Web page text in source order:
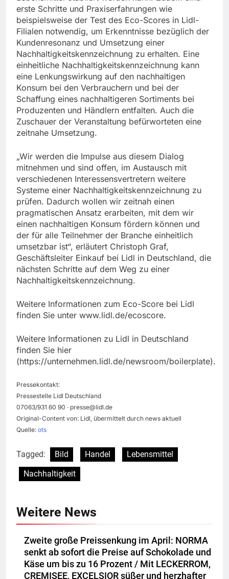
erste Schritte und Praxiserfahrungen wie
beispielsweise der Test des Eco-Scores in Lidl-
Filialen notwendig, um Erkenntnisse bezüglich der
Kundenresonanz und Umsetzung einer
Nachhaltigkeitskennzeichnung zu erhalten. Eine
einheitliche Nachhaltigkeitskennzeichnung kann
eine Lenkungswirkung auf den nachhaltigen
Konsum bei den Verbrauchern und bei der
Schaffung eines nachhaltigeren Sortiments bei
Produzenten und Händlern entfalten. Auch die
Zuschauer der Veranstaltung befürworteten eine
zeitnahe Umsetzung.
„Wir werden die Impulse aus diesem Dialog
mitnehmen und sind offen, im Austausch mit
verschiedenen Interessensvertretern weitere
Systeme einer Nachhaltigkeitskennzeichnung zu
prüfen. Dadurch wollen wir zeitnah einen
pragmatischen Ansatz erarbeiten, mit dem wir
einen nachhaltigen Konsum fördern können und
der für alle Teilnehmer der Branche einheitlich
umsetzbar ist“, erläutert Christoph Graf,
Geschäftsleiter Einkauf bei Lidl in Deutschland, die
nächsten Schritte auf dem Weg zu einer
Nachhaltigkeitskennzeichnung.
Weitere Informationen zum Eco-Score bei Lidl
finden Sie unter www.lidl.de/ecoscore.
Weitere Informationen zu Lidl in Deutschland
finden Sie hier
(https://unternehmen.lidl.de/newsroom/boilerplate).
Pressekontakt:
Pressestelle Lidl Deutschland
07063/931 60 90 · presse@lidl.de
Original-Content von: Lidl, übermittelt durch news aktuell
Quelle: ots
Tagged: Bild Handel
Lebensmittel
Nachhaltigkeit
Weitere News
Zweite große Preissenkung im April: NORMA
senkt ab sofort die Preise auf Schokolade und
Käse um bis zu 16 Prozent / Mit LECKERROM,
CREMISEE, EXCELSIOR süßer und herzhafter